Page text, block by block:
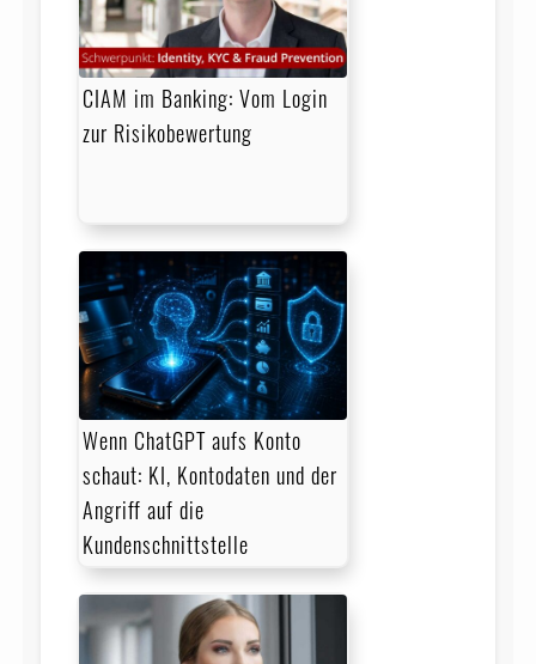
CIAM im Banking: Vom Login
zur Risikobewertung
Wenn ChatGPT aufs Konto
schaut: KI, Kontodaten und der
Angriff auf die
Kundenschnittstelle